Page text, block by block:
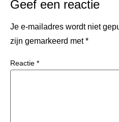
Geef een reactie
Je e-mailadres wordt niet
zijn gemarkeerd met*
Reactie *